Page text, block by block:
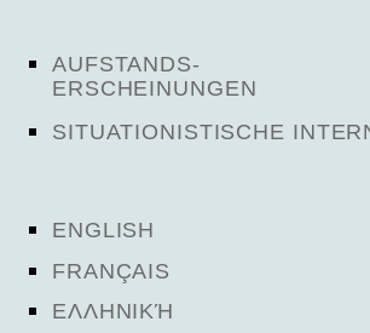
AUFSTANDS-
ERSCHEINUNGEN
SITUATIONISTISCHE
ENGLISH
FRANÇAIS
ΕΛΛΗΝΙΚΉ